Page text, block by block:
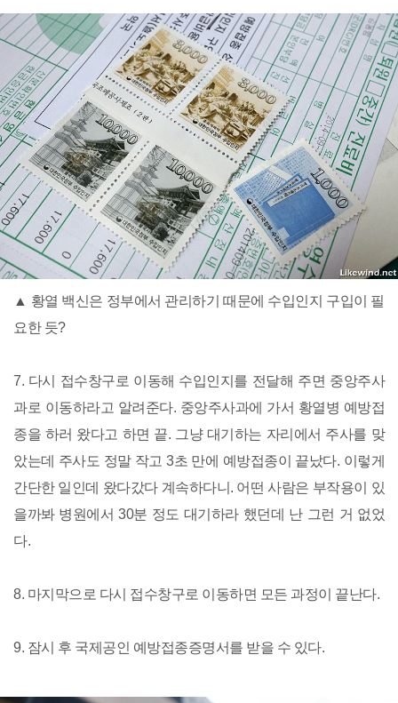
▲ 황열 백신은 정부에서 관리하기 때문에 수입인지 구입이 필
요한 듯?
7. 다시 접수창구로 이동해 수입인지를 전달해 주면 중앙주사
과로 이동하라고 알려준다. 중앙주사과에 가서 황열병 예방접
종을 하러 왔다고 하면 끝. 그냥 대기하는 자리에서 주사를 맞
았는데 주사도 정말 작고 3초 만에 예방접종이 끝났다. 이렇게
간단한 일인데 왔다갔다 계속하다니. 어떤 사람은 부작용이 있
을까봐 병원에서 30분 정도 대기하라 했던데 난 그런 거 없었
다.
8. 마지막으로 다시 접수창구로 이동하면 모든 과정이 끝난다.
9. 잠시 후 국제공인 예방접종증명서를 받을 수 있다.